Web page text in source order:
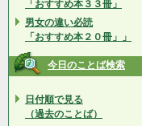
「おすすめ本３３冊」
男女の違い必読
「おすすめ本２０冊」」
今日のことば検索
日付順で見る
（過去のことば）